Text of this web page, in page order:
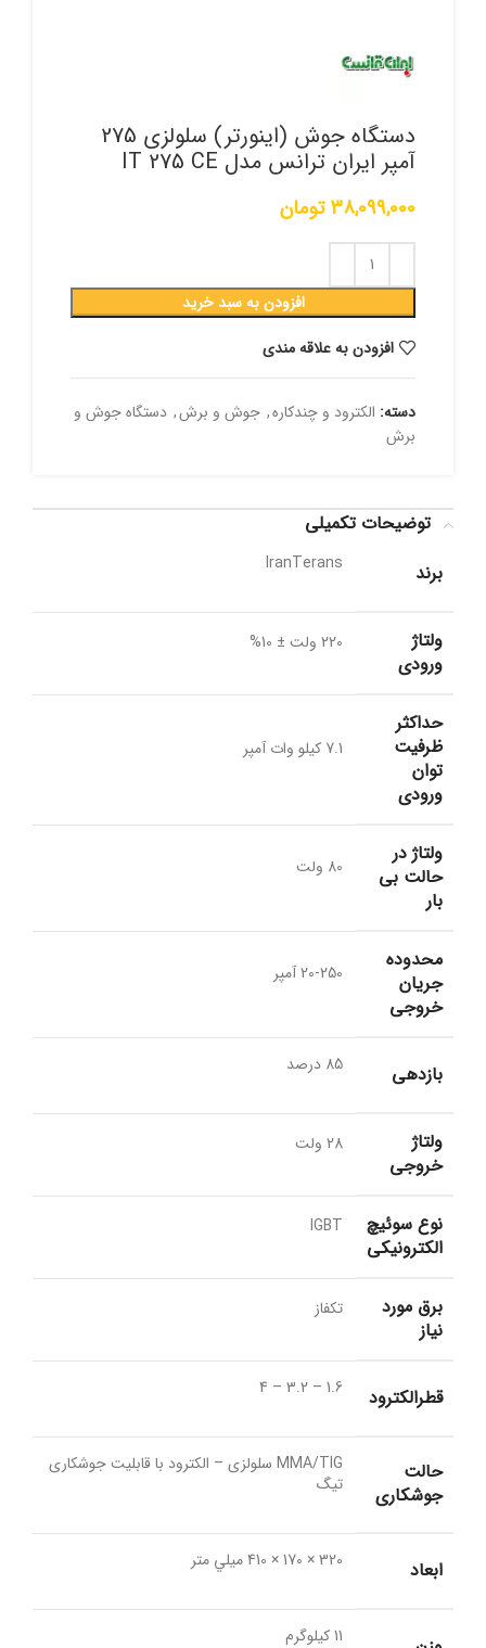
دستگاه جوش (اینورتر) سلولزی 275
آمپر ایران ترانس مدل IT 275 CE
38,099,000 تومان
افزودن به سبد خرید
افزودن به علاقه مندی
دسته: الکترود و چندکاره, جوش و برش, دستگاه جوش و
برش
توضیحات تکمیلی
برند
IranTerans
ولتاژ
ورودی
220 ولت ± 10%
حداکثر
ظرفیت
توان
ورودی
7.1 کیلو وات آمپر
ولتاژ در
حالت بی
بار
80 ولت
محدوده
جریان
خروجی
20-250 آمپر
بازدهی 85 درصد
ولتاژ
خروجی
28 ولت
نوع سوئیچ
الکترونیکی
IGBT
برق مورد
نیاز
تکفاز
قطرالکترود 1.6 – 3.2 – 4
حالت
جوشکاری
MMA/TIG سلولزی – الکترود با قابلیت جوشکاری
تیگ
ابعاد 320 × 170 × 410 ميلي متر
11 کیلوگرم